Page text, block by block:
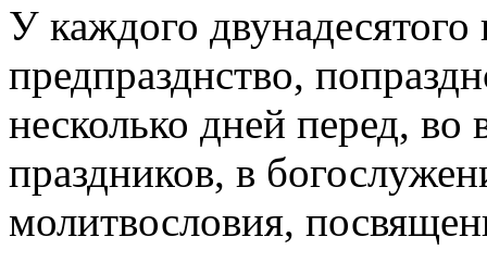
У каждого
предпразднство,
несколько дней перед,
праздников, в
молитвословия,